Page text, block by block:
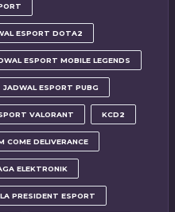
ESPORT DOTA2
ESPORT MOBILE LEGENDS
JADWAL ESPORT PUBG
VALORANT KCD2
COME DELIVERANCE
ELEKTRONIK
PRESIDENT ESPORT